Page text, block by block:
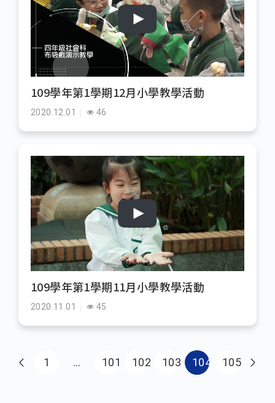
109學年第1學期12月小學教學活動
2020.12.01 46
109學年第1學期11月小學教學活動
2020.11.01 45
Pagination
1 … 101 102 103 104 105